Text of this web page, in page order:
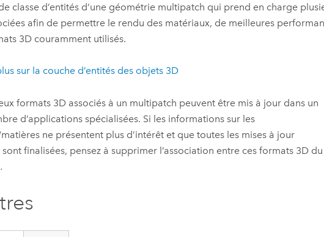
classe d’entités d’une géométrie multipatch qui prend en charge
afin de permettre le rendu des matériaux, de meilleures
3D couramment utilisés.
sur la couche d’entités des objets 3D
formats 3D associés à un multipatch peuvent être mis à jour dans un
d’applications spécialisées. Si les informations sur les
ne présentent plus d’intérêt et que toutes les mises à jour
finalisées, pensez à supprimer l’association entre ces formats 3D du